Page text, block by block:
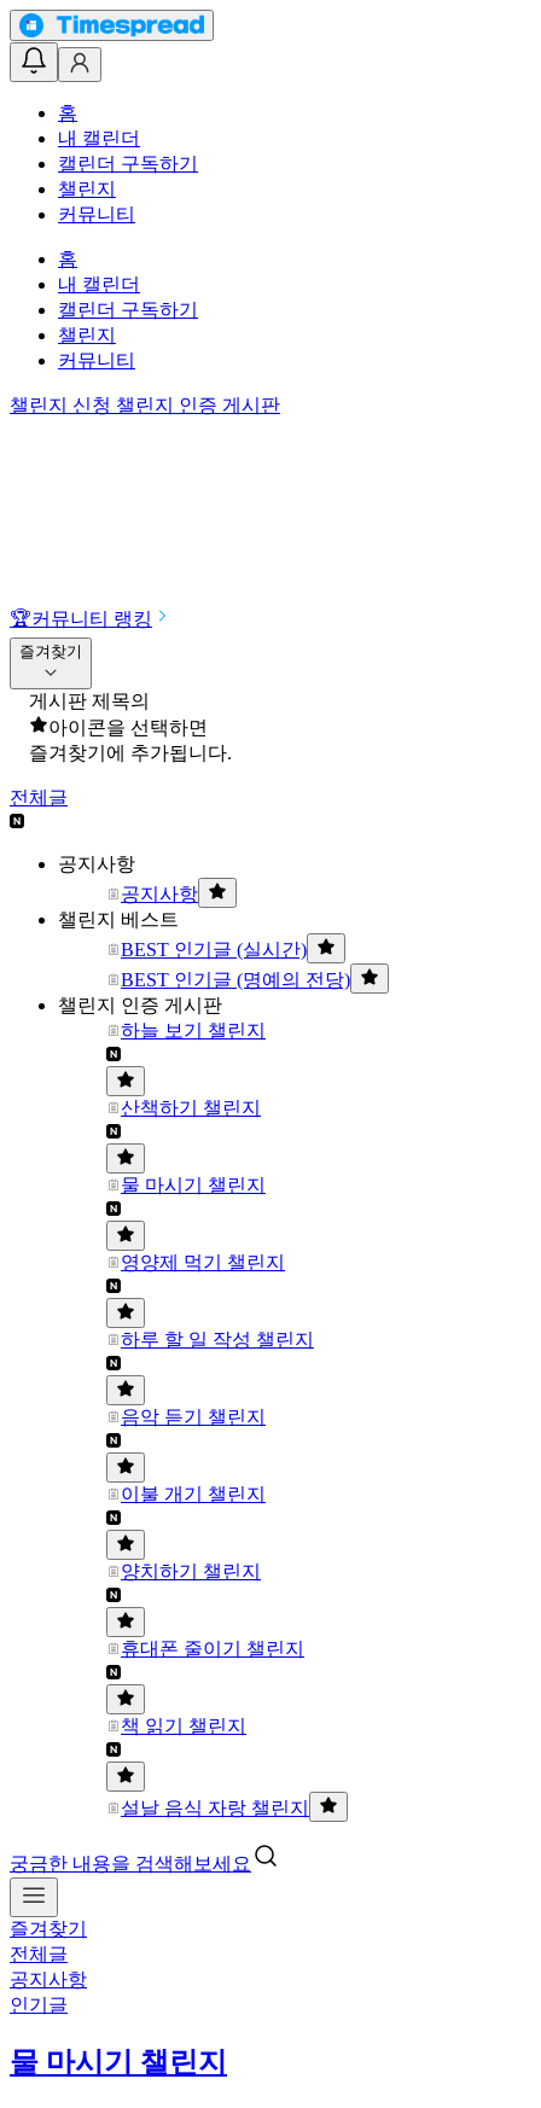
홈
내 캘린더
캘린더 구독하기
챌린지
커뮤니티
홈
내 캘린더
캘린더 구독하기
챌린지
커뮤니티
챌린지 신청 챌린지 인증 게시판
🏆커뮤니티 랭킹
즐겨찾기
게시판 제목의
아이콘을 선택하면
즐겨찾기에 추가됩니다.
전체글
공지사항
공지사항
챌린지 베스트
BEST 인기글 (실시간)
BEST 인기글 (명예의 전당)
챌린지 인증 게시판
하늘 보기 챌린지
산책하기 챌린지
물 마시기 챌린지
영양제 먹기 챌린지
하루 할 일 작성 챌린지
음악 듣기 챌린지
이불 개기 챌린지
양치하기 챌린지
휴대폰 줄이기 챌린지
책 읽기 챌린지
설날 음식 자랑 챌린지
궁금한 내용을 검색해보세요
즐겨찾기
전체글
공지사항
인기글
물 마시기 챌린지